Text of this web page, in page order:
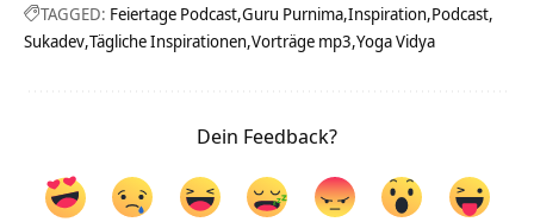
TAGGED: Feiertage Podcast Guru Purnima Inspiration Podcast
Sukadev Tägliche Inspirationen Vorträge mp3 Yoga Vidya
Dein Feedback?